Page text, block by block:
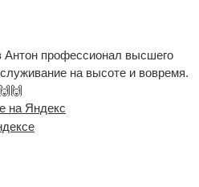
профессионал высшего
на высоте и вовремя.
на Яндекс